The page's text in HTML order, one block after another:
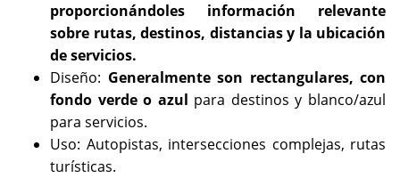
proporcionándoles información relevante
sobre rutas, destinos, distancias y la ubicación
de servicios.
Diseño: Generalmente son rectangulares, con
fondo verde o azul para destinos y blanco/azul
para servicios.
Uso: Autopistas, intersecciones complejas, rutas
turísticas.